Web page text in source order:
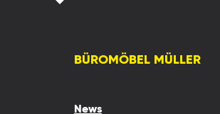
BÜROMÖBEL MÜLLER
News